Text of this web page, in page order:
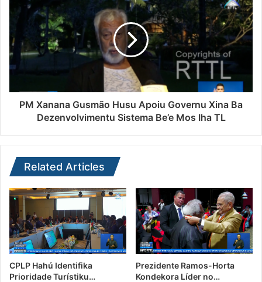
PM Xanana Gusmão Husu Apoiu Governu Xina Ba
Dezenvolvimentu Sistema Be’e Mos Iha TL
Related Articles
CPLP Hahú Identifika
Prioridade Turístiku…
Prezidente Ramos-Horta
Kondekora Líder no…